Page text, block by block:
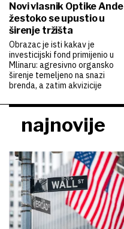
Novi vlasnik Optike Ande
žestoko se upustio u
širenje tržišta
Obrazac je isti kakav je
investicijski fond primijenio u
Mlinaru: agresivno organsko
širenje temeljeno na snazi
brenda, a zatim akvizicije
najnovije